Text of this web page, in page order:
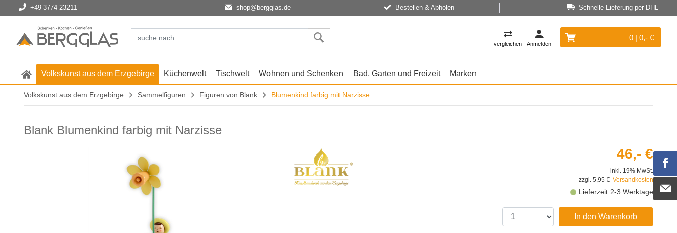
+49 3774 23211 shop@bergglas.de Bestellen & Abholen Schnelle Lieferung per DHL
vergleichen Anmelden
0 | 0,- €
Volkskunst aus dem Erzgebirge Küchenwelt Tischwelt Wohnen und Schenken Bad, Garten und Freizeit Marken
Volkskunst aus dem Erzgebirge Sammelfiguren Figuren von Blank Blumenkind farbig mit Narzisse
Blank Blumenkind farbig mit Narzisse
46,- €
inkl. 19% MwSt.
zzgl. 5,95 € Versandkosten
Lieferzeit 2-3 Werktage
In den Warenkorb